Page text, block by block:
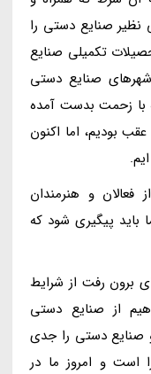
صنایع دستی را
تکمیلی صنایع
صنایع دستی
با زحمت بدست آمده
بودیم، اما اکنون
فعالان و هنرمندان
پیگیری شود که
برون رفت از شرایط
از صنایع دستی
و صنایع دستی را جدی
است و امروز ما در